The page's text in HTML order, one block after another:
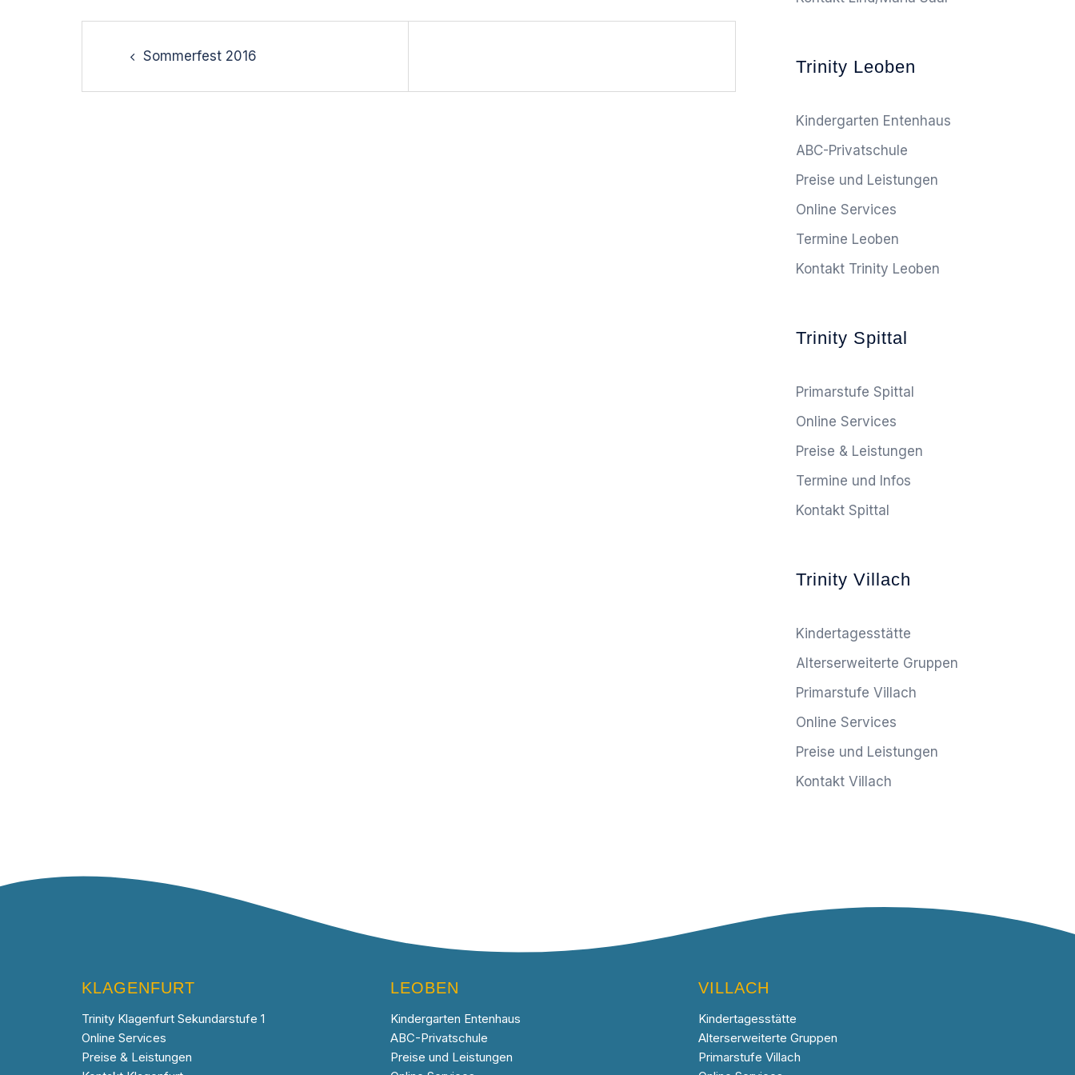
navigationSommerfest 2016
Trinity Leoben
Kindergarten Entenhaus
ABC-Privatschule
Preise und Leistungen
Online Services
Termine Leoben
Kontakt Trinity Leoben
Trinity Spittal
Primarstufe Spittal
Online Services
Preise & Leistungen
Termine und Infos
Kontakt Spittal
Trinity Villach
Kindertagesstätte
Alterserweiterte Gruppen
Primarstufe Villach
Online Services
Preise und Leistungen
Kontakt Villach
KLAGENFURT
Trinity Klagenfurt Sekundarstufe 1
Online Services
Preise & Leistungen
LEOBEN
Kindergarten Entenhaus
ABC-Privatschule
Preise und Leistungen
VILLACH
Kindertagesstätte
Alterserweiterte Gruppen
Primarstufe Villach